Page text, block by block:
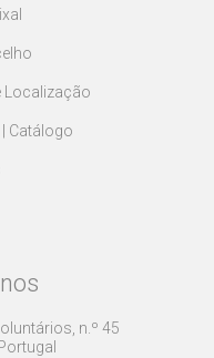
Localização
Catálogo
n.º 45